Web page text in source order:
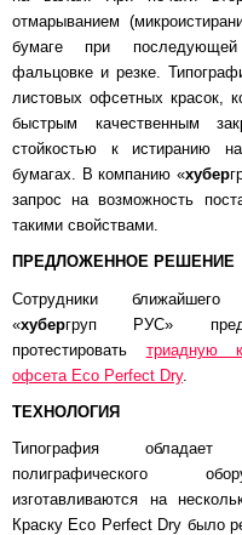
отмарыванием
бумаге при последующей
фальцовке и резке.
листовых офсетных красок,
быстрым качественным
стойкостью к истиранию
бумагах. В компанию «хубер
запрос на возможность
такими свойствами.
ПРЕДЛОЖЕННОЕ РЕШЕНИЕ
Сотрудники
«хубергруп РУС»
протестировать триадную
офсета Eco Perfect Dry.
ТЕХНОЛОГИЯ
Типография
полиграфического
изготавливаются на
Краску Eco Perfect Dry было